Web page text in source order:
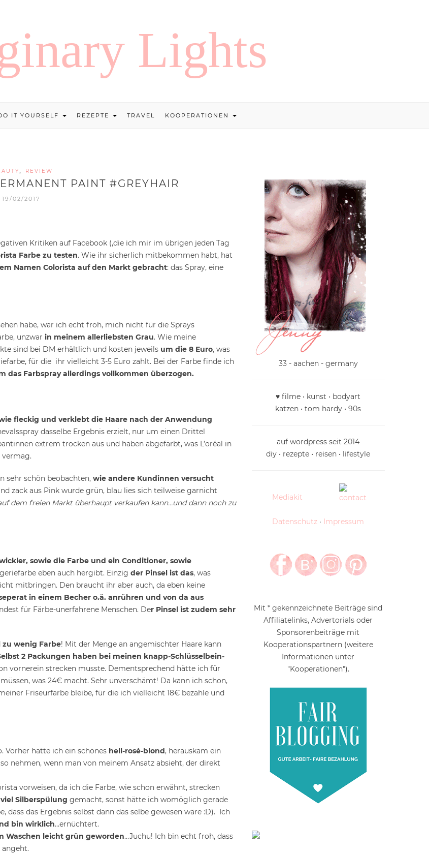
IT YOURSELF REZEPTE TRAVEL KOOPERATIONEN
, REVIEW
PAINT #GREYHAIR
19/02/2017
Kritiken auf Facebook (,die ich mir im übrigen jeden Tag
Farbe zu testen. Wie ihr sicherlich mitbekommen habt, hat
Namen Colorista auf den Markt gebracht: das Spray, eine
habe, war ich echt froh, mich nicht für die Sprays
unzwar in meinem allerliebsten Grau. Wie meine
sind bei DM erhältlich und kosten jeweils um die 8 Euro, was
für die ihr vielleicht 3-5 Euro zahlt. Bei der Farbe finde ich
das Farbspray allerdings vollkommen überzogen.
fleckig und verklebt die Haare nach der Anwendung
dasselbe Ergebnis erzielt, nur um einen Drittel
extrem trocken aus und haben abgefärbt, was L’oréal in
sehr schön beobachten, wie andere Kundinnen versucht
zack aus Pink wurde grün, blau lies sich teilweise garnicht
dem freien Markt überhaupt verkaufen kann…und dann noch zu
sowie die Farbe und ein Conditioner, sowie
eben auch hergibt. Einzig der Pinsel ist das, was
mitbringen. Den braucht ihr aber auch, da eben keine
in einem Becher o.ä. anrühren und von da aus
für Färbe-unerfahrene Menschen. Der Pinsel ist zudem sehr
zu wenig Farbe! Mit der Menge an angemischter Haare kann
2 Packungen haben bei meinen knapp-Schlüsselbein-
vornerein strecken musste. Dementsprechend hätte ich für
was 24€ macht. Sehr unverschämt! Da kann ich schon,
Friseurfarbe bleibe, für die ich vielleicht 18€ bezahle und
Vorher hatte ich ein schönes hell-rosé-blond, herauskam ein
nehmen, wenn man von meinem Ansatz absieht, der direkt
vorweisen, da ich die Farbe, wie schon erwähnt, strecken
Silberspülung gemacht, sonst hätte ich womöglich gerade
das Ergebnis selbst dann das selbe gewesen wäre :D). Ich
bin wirklich…ernüchtert.
Waschen leicht grün geworden…Juchu! Ich bin echt froh, dass
33 - aachen - germany
♥ filme • kunst • bodyart
katzen • tom hardy • 90s
auf wordpress seit 2014
diy • rezepte • reisen • lifestyle
Mediakit
Datenschutz · Impressum
Mit * gekennzeichnete Beiträge sind
Affiliatelinks, Advertorials oder
Sponsorenbeiträge mit
Kooperationspartnern (weitere
Informationen unter
"Kooperationen").